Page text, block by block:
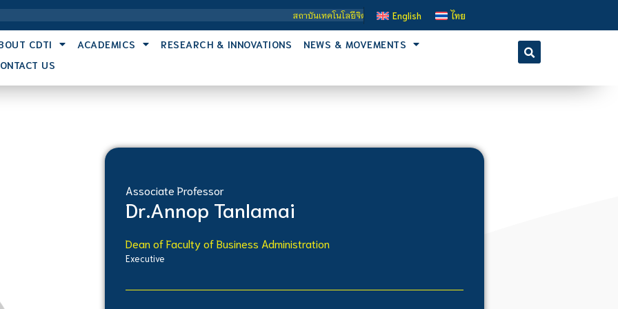
สถาบันเทคโนโลยีจิตรลดา เป็นสถาบันอุดมศึกษาในกำกับของรัฐ เปิดหลักสูตรการเรียนการสอ
English ไทย
CDTI ACADEMICS RESEARCH & INNOVATIONS
NEWS & MOVEMENTS
US
Associate Professor
Dr.Annop Tanlamai
Dean of Faculty of Business Administration
Executive